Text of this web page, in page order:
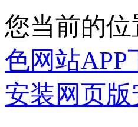
您当前的位
色网站APP
安装网页